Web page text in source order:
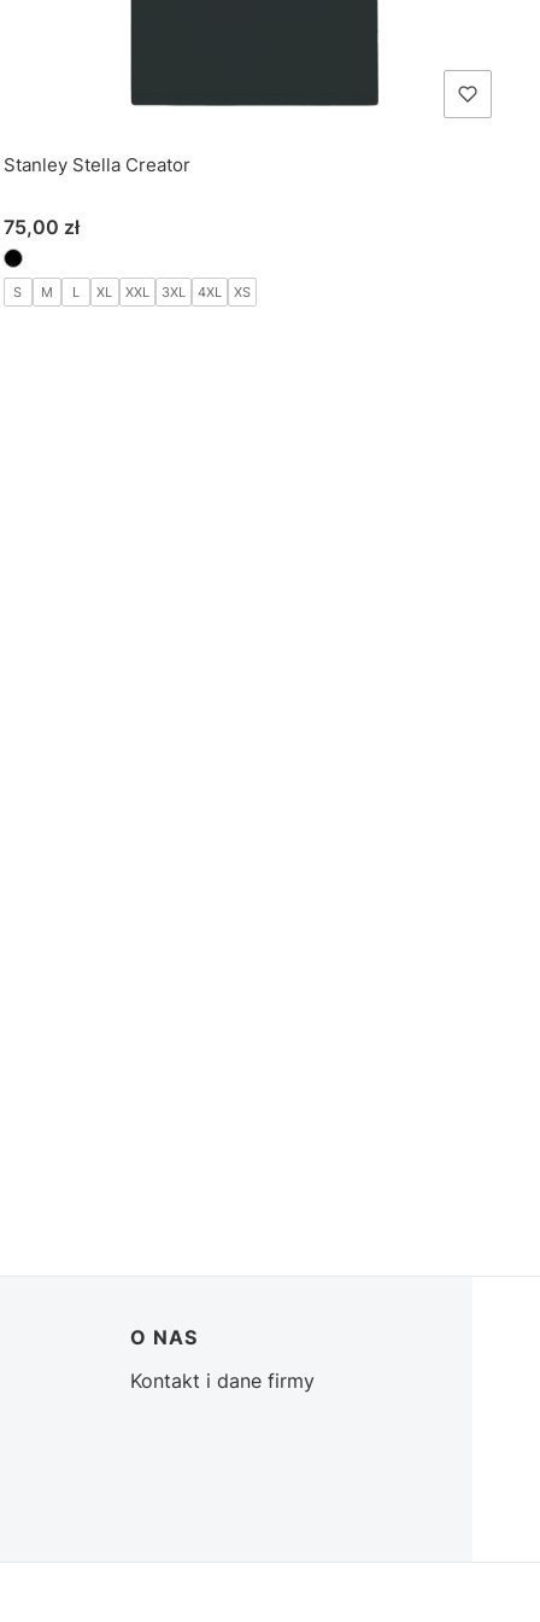
Stanley Stella Creator
Cena
75,00 zł
S M L XL XXL 3XL 4XL XS
O NAS
Kontakt i dane firmy